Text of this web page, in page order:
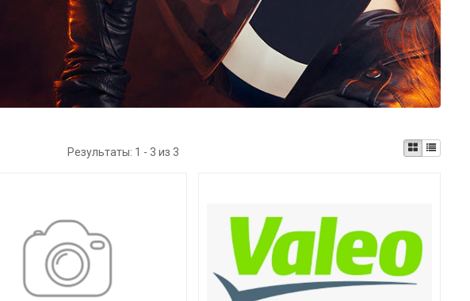
Результаты: 1 - 3 из 3